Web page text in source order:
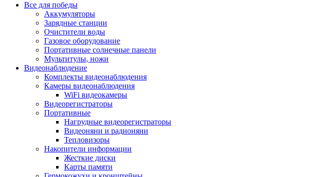
Все для победы
Аккумуляторы
Зарядные станции
Очистители воды
Газовое оборудование
Портативные солнечные панели
Мультитулы, ножи
Видеонаблюдение
Комплекты видеонаблюдения
Камеры видеонаблюдения
WiFi видеокамеры
Видеорегистраторы
Портативные
Нагрудные видеорегистраторы
Видеоняни и радионяни
Тепловизоры
Накопители информации
Жесткие диски
Карты памяти